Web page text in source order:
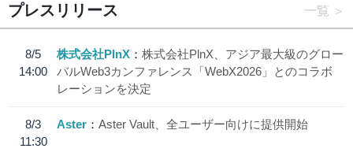
プレスリリース 一覧
8/5
14:00
株式会社PlnX
株式会社PlnX、アジア最大級のグロー
バルWeb3カンファレンス「WebX2026」とのコラボ
レーションを決定
8/3
11:30
Aster Aster Vault、全ユーザー向けに提供開始